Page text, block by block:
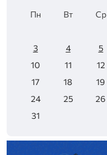
Пн Вт Ср
3
4 5
10
11 12
17
18 19
24
25 26
31